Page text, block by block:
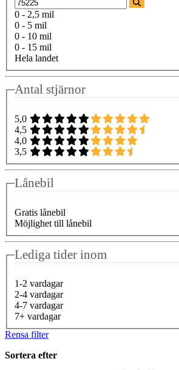
0 - 2,5 mil
0 - 5 mil
0 - 10 mil
0 - 15 mil
Hela landet
Antal stjärnor
5,0
4,5
4,0
3,5
Lånebil
Gratis lånebil
Möjlighet till lånebil
Lediga tider inom
1-2 vardagar
2-4 vardagar
4-7 vardagar
7+ vardagar
Rensa filter
Sortera efter